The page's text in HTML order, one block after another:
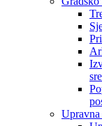
Upravna